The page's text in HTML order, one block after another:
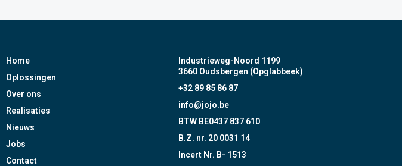
Home
Oplossingen
Over ons
Realisaties
Nieuws
Jobs
Contact
Industrieweg-Noord 1199
3660 Oudsbergen (Opglabbeek)
+32 89 85 86 87
info@jojo.be
BTW BE0437 837 610
B.Z. nr. 20 0031 14
Incert Nr. B- 1513